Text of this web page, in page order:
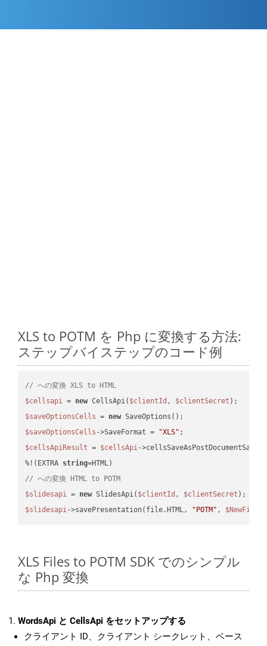
XLS to POTM を Php に変換する方法:
ステップバイステップのコード例
// への変換 XLS to HTML
$cellsapi = new CellsApi( $clientId , $clientSecret
$saveOptionsCells = new
$saveOptionsCells ->SaveFormat = "XLS"
$cellsApiResult = $cellsApi-
%!(EXTRA string
// への変換 HTML to POTM
$slidesapi = new SlidesApi( $clientId , $clientSecret
$slidesapi->savePresentation(file.HTML, "POTM" , $NewFile
XLS Files to POTM SDK でのシンプル
な Php 変換
WordsApi と CellsApi をセットアップする
クライアント ID、クライアント シークレット、ベース